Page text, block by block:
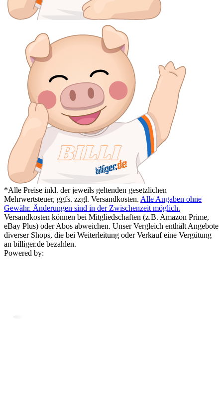
*Alle Preise inkl. der jeweils geltenden gesetzlichen
Mehrwertsteuer, ggfs. zzgl. Versandkosten. Alle Angaben ohne
Gewähr. Änderungen sind in der Zwischenzeit möglich.
Versandkosten können bei Mitgliedschaften (z.B. Amazon Prime,
eBay Plus) oder Abos abweichen. Unser Vergleich enthält Angebote
diverser Shops, die bei Weiterleitung oder Verkauf eine Vergütung
an billiger.de bezahlen.
Powered by: